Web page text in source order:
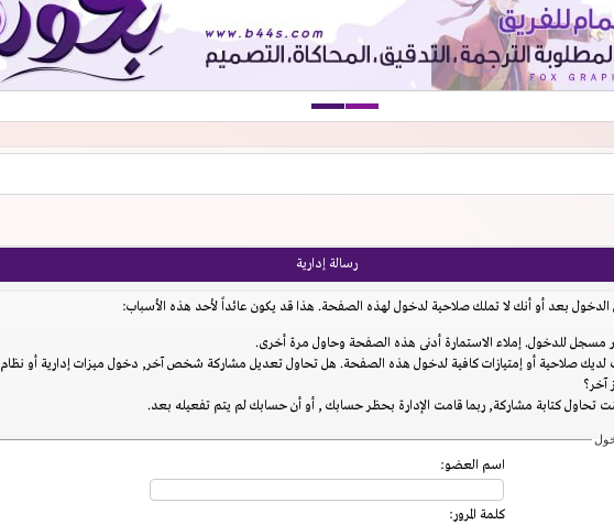
رسالة إدارية
بعد أو أنك لا تملك صلاحية لدخول لهذه الصفحة. هذا قد يكون عائداً لأحد هذه الأسباب:
مسجل للدخول. إملاء الاستمارة أدنى هذه الصفحة وحاول مرة أخرى.
لديك صلاحية أو إمتيازات كافية لدخول هذه الصفحة. هل تحاول تعديل مشاركة شخص آخر, دخول ميزات إدارية أو نظام
آخر؟
تحاول كتابة مشاركة, ربما قامت الإدارة بحظر حسابك , أو أن حسابك لم يتم تفعيله بعد.
اسم العضو:
كلمة المرور: